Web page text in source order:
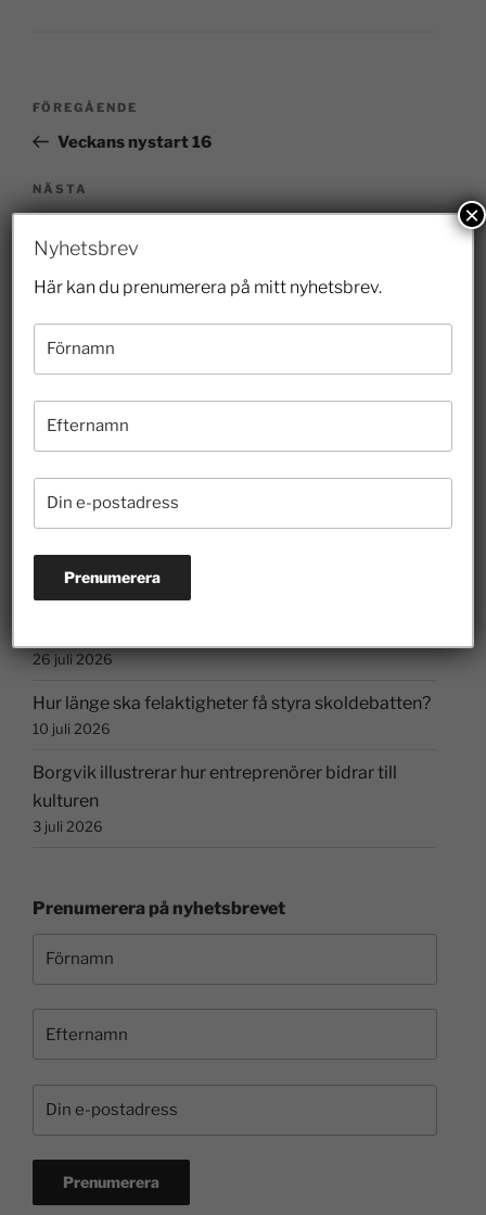
FÖREGÅENDE
Veckans nystart 16
NÄSTA
Senaste inläggen
Veterinärbrist löses inte av prisregleringar
28 juli 2026
Riskkapitalister och finansmarknaden har lyft
26 juli 2026
Hur länge ska felaktigheter få styra skoldebatten?
10 juli 2026
Borgvik illustrerar hur entreprenörer bidrar till
kulturen
3 juli 2026
Prenumerera på nyhetsbrevet
Nyhetsbrev
Här kan du prenumerera på mitt nyhetsbrev.
×